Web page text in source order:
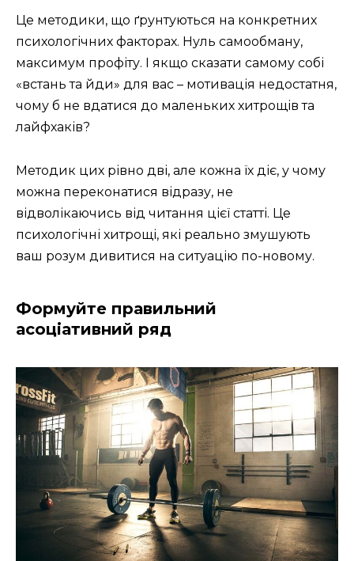
Це методики, що ґрунтуються на конкретних
психологічних факторах. Нуль самообману,
максимум профіту. І якщо сказати самому собі
«встань та йди» для вас – мотивація недостатня,
чому б не вдатися до маленьких хитрощів та
лайфхаків?
Методик цих рівно дві, але кожна їх діє, у чому
можна переконатися відразу, не
відволікаючись від читання цієї статті. Це
психологічні хитрощі, які реально змушують
ваш розум дивитися на ситуацію по-новому.
Формуйте правильний
асоціативний ряд